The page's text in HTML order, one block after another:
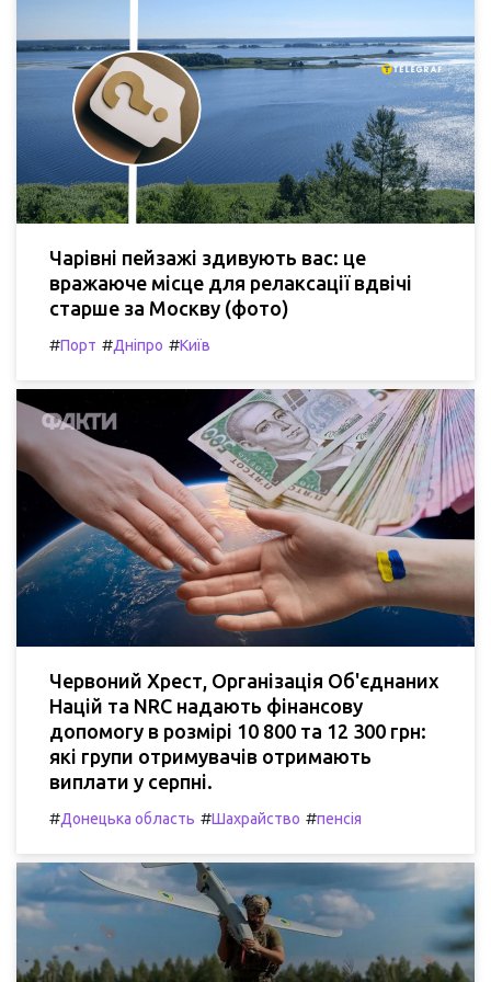
Чарівні пейзажі здивують вас: це
вражаюче місце для релаксації вдвічі
старше за Москву (фото)
#Порт #Дніпро #Київ
Червоний Хрест, Організація Об'єднаних
Націй та NRC надають фінансову
допомогу в розмірі 10 800 та 12 300 грн:
які групи отримувачів отримають
виплати у серпні.
#Донецька область #Шахрайство #пенсія